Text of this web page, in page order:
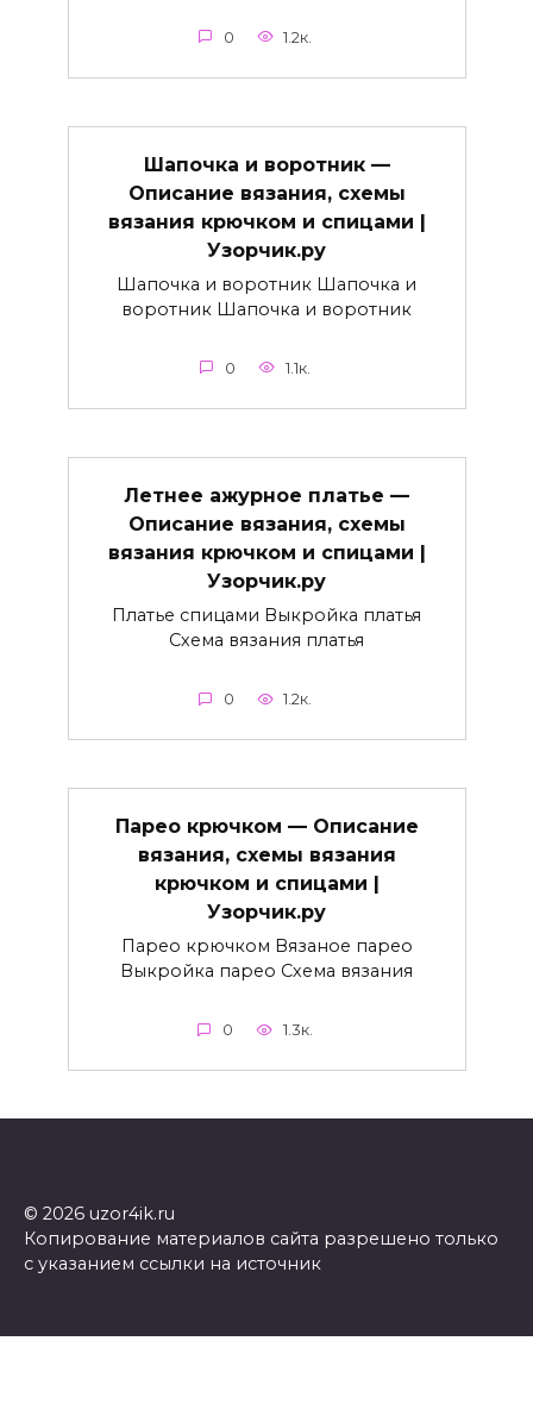
0 1.2к.
Шапочка и воротник —
Описание вязания, схемы
вязания крючком и спицами |
Узорчик.ру
Шапочка и воротник Шапочка и
воротник Шапочка и воротник
0 1.1к.
Летнее ажурное платье —
Описание вязания, схемы
вязания крючком и спицами |
Узорчик.ру
Платье спицами Выкройка платья
Схема вязания платья
0 1.2к.
Парео крючком — Описание
вязания, схемы вязания
крючком и спицами |
Узорчик.ру
Парео крючком Вязаное парео
Выкройка парео Схема вязания
0 1.3к.
© 2026 uzor4ik.ru
Копирование материалов сайта разрешено только
с указанием ссылки на источник